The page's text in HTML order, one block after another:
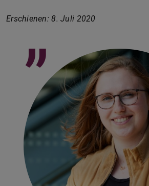
Erschienen: 8. Juli 2020
”